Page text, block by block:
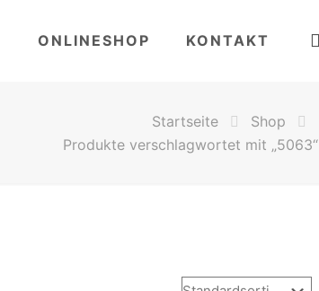
ONLINESHOP KONTAKT
Startseite
Shop
Produkte verschlagwortet mit „5063“